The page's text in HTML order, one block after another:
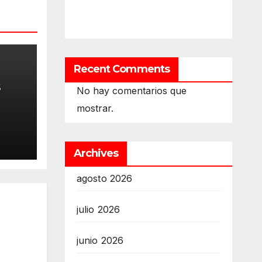
Recent Comments
No hay comentarios que
mostrar.
Archives
agosto 2026
julio 2026
junio 2026